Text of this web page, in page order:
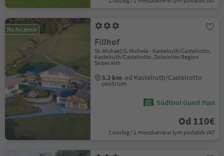
Na życzenie
Fillhof
St. Michael/S. Michele - Kastelruth/Castelrotto,
Kastelruth/Castelrotto, Dolomites Region
Seiser Alm
3.2 km od Kastelruth/Castelrotto
centrum
Südtirol Guest Pass
Od 110€
1 nocleg / 1 mieszkanie w tym podatek VAT